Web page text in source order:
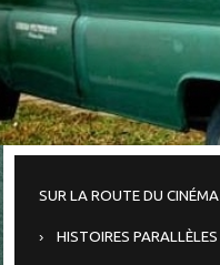
SUR LA ROUTE DU CINÉMA
HISTOIRES PARALLÈLES